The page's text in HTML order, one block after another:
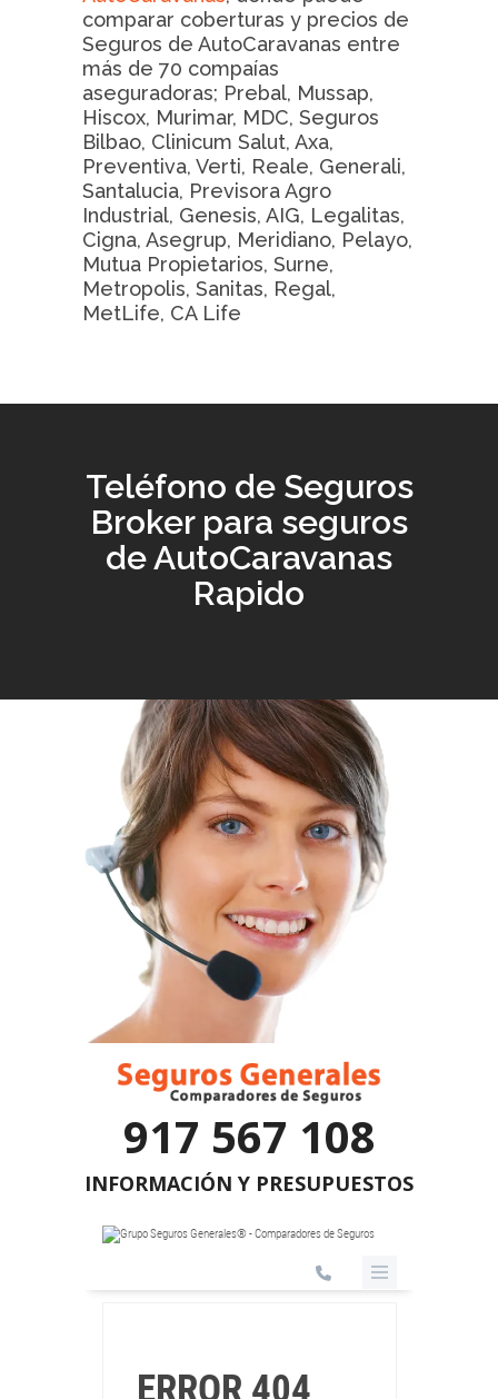
comparar coberturas y precios de
Seguros de AutoCaravanas entre
más de 70 compaías
aseguradoras; Prebal, Mussap,
Hiscox, Murimar, MDC, Seguros
Bilbao, Clinicum Salut, Axa,
Preventiva, Verti, Reale, Generali,
Santalucia, Previsora Agro
Industrial, Genesis, AIG, Legalitas,
Cigna, Asegrup, Meridiano, Pelayo,
Mutua Propietarios, Surne,
Metropolis, Sanitas, Regal,
MetLife, CA Life
Teléfono de Seguros
Broker para seguros
de AutoCaravanas
Rapido
917 567 108
INFORMACIÓN Y PRESUPUESTOS